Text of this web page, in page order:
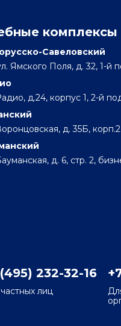
комплексы
Савеловский
Ямского Поля, д. 32, 1-й
д.24, корпус 1, 2-й
д. 35Б,
д. 6, стр. 2,
232-32-16
лиц